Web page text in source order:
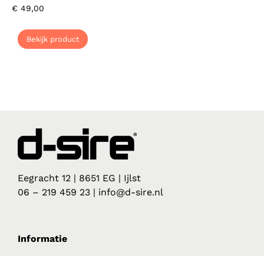
€ 49,00
Bekijk product
Eegracht 12 | 8651 EG | Ijlst
06 – 219 459 23 | info@d-sire.nl
Informatie